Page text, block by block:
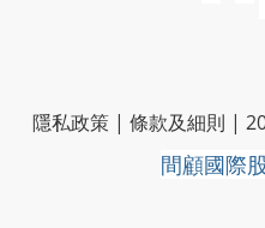
隱私政策| 條款及細則 |
間顧國際